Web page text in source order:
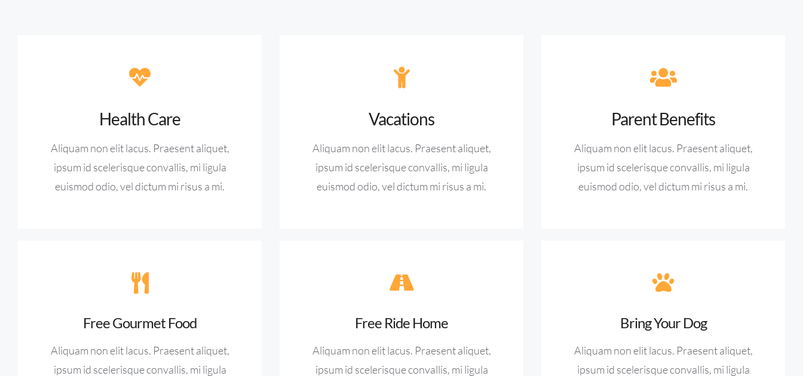
Health Care
Aliquam non elit lacus. Praesent aliquet,
ipsum id scelerisque convallis, mi ligula
euismod odio, vel dictum mi risus a mi.
Vacations
Aliquam non elit lacus. Praesent aliquet,
ipsum id scelerisque convallis, mi ligula
euismod odio, vel dictum mi risus a mi.
Parent Benefits
Aliquam non elit lacus. Praesent aliquet,
ipsum id scelerisque convallis, mi ligula
euismod odio, vel dictum mi risus a mi.
Free Gourmet Food
Aliquam non elit lacus. Praesent aliquet,
ipsum id scelerisque convallis, mi ligula
Free Ride Home
Aliquam non elit lacus. Praesent aliquet,
ipsum id scelerisque convallis, mi ligula
Bring Your Dog
Aliquam non elit lacus. Praesent aliquet,
ipsum id scelerisque convallis, mi ligula